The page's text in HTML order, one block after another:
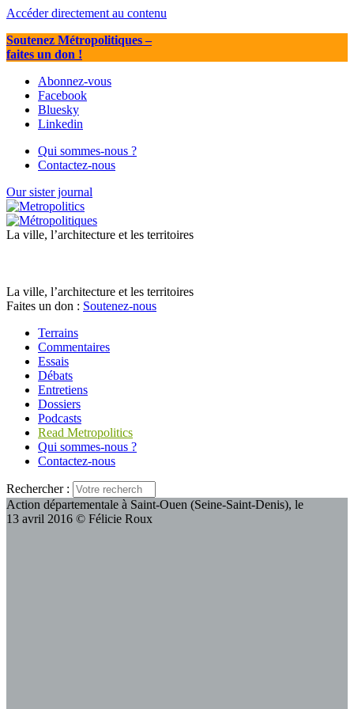
Accéder directement au contenu
Soutenez Métropolitiques–
faites un don !
Abonnez-vous
Facebook
Bluesky
Linkedin
Qui sommes-nous ?
Contactez-nous
Our sister journal
La ville, l’architecture et les territoires
La ville, l’architecture et les territoires
Faites un don : Soutenez-nous
Terrains
Commentaires
Essais
Débats
Entretiens
Dossiers
Podcasts
Read Metropolitics
Qui sommes-nous ?
Contactez-nous
Rechercher :
Action départementale à Saint-Ouen (Seine-Saint-Denis), le
13 avril 2016 © Félicie Roux